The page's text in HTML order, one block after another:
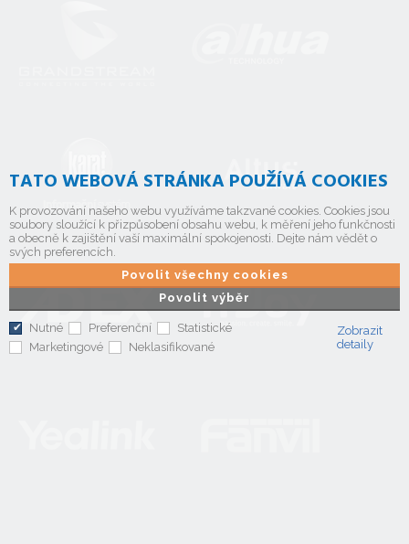
TATO WEBOVÁ STRÁNKA POUŽÍVÁ COOKIES
K provozování našeho webu využíváme takzvané cookies. Cookies jsou
soubory sloužící k přizpůsobení obsahu webu, k měření jeho funkčnosti
a obecně k zajištění vaší maximální spokojenosti. Dejte nám vědět o
svých preferencích.
Povolit výběr
Povolit všechny cookies
Nutné Preferenční
Statistické
Marketingové
Neklasifikované
Zobrazit
detaily